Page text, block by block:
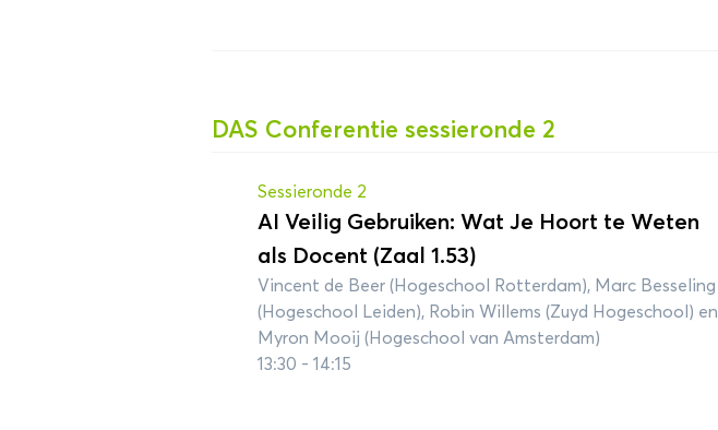
DAS Conferentie sessieronde 2
Sessieronde 2
AI Veilig Gebruiken: Wat Je Hoort te Weten
als Docent (Zaal 1.53)
Vincent de Beer (Hogeschool Rotterdam), Marc Besseling
(Hogeschool Leiden), Robin Willems (Zuyd Hogeschool) en
Myron Mooij (Hogeschool van Amsterdam)
13:30 - 14:15